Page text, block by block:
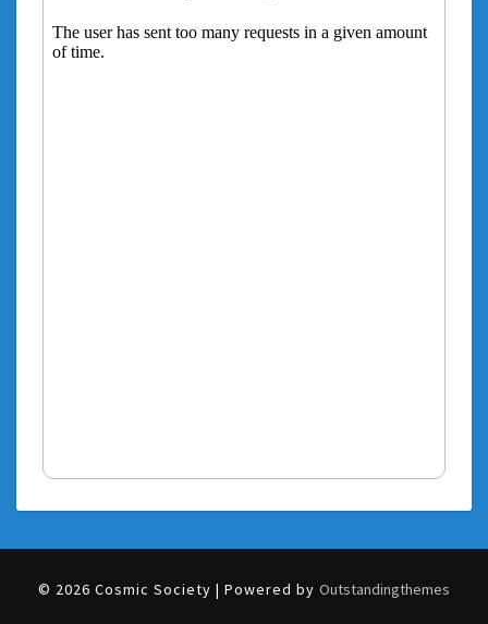
© 2026 Cosmic Society | Powered by Outstandingthemes